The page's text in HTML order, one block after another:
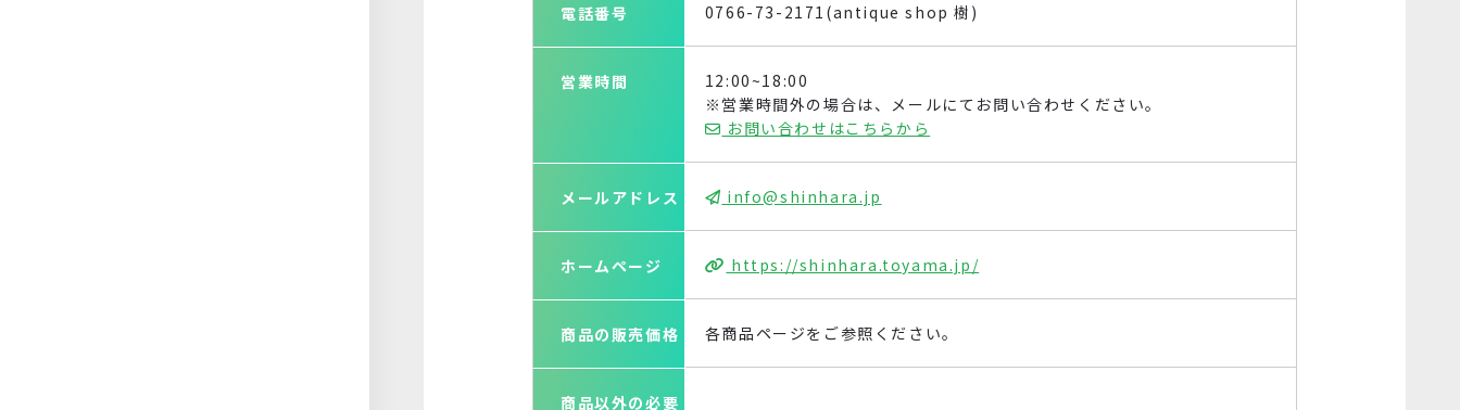
電話番号 0766-73-2171(antique shop 樹)
営業時間
12:00~18:00
※営業時間外の場合は、メールにてお問い合わせください。
お問い合わせはこちらから
メールアドレス info@shinhara.jp
ホームページ https://shinhara.toyama.jp/
商品の販売価格 各商品ページをご参照ください。
商品以外の必要